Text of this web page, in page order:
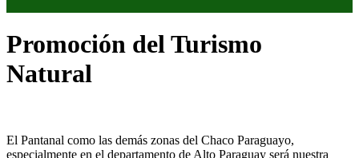
Promoción del Turismo
Natural
El Pantanal como las demás zonas del Chaco Paraguayo,
especialmente en el departamento de Alto Paraguay será nuestra